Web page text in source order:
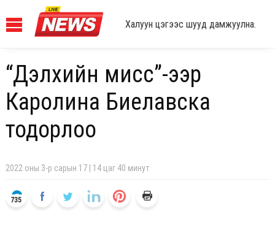
Халуун цэгээс шууд дамжуулна.
“Дэлхийн мисс”-ээр
Каролина Биелавска
тодорлоо
2022 оны 3-р сарын 17 | 14 цаг 40 минут
735